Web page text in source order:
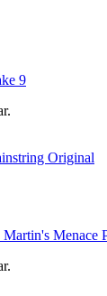
9
Original
Martin's Menace